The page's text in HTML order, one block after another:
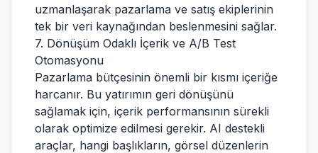
uzmanlaşarak pazarlama ve satış ekiplerinin
tek bir veri kaynağından beslenmesini sağlar.
7. Dönüşüm Odaklı İçerik ve A/B Test
Otomasyonu
Pazarlama bütçesinin önemli bir kısmı içeriğe
harcanır. Bu yatırımın geri dönüşünü
sağlamak için, içerik performansının sürekli
olarak optimize edilmesi gerekir. AI destekli
araçlar, hangi başlıkların, görsel düzenlerin